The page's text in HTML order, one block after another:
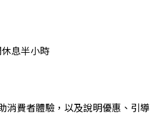
息半小時
消費者體驗，以及說明優惠、引導